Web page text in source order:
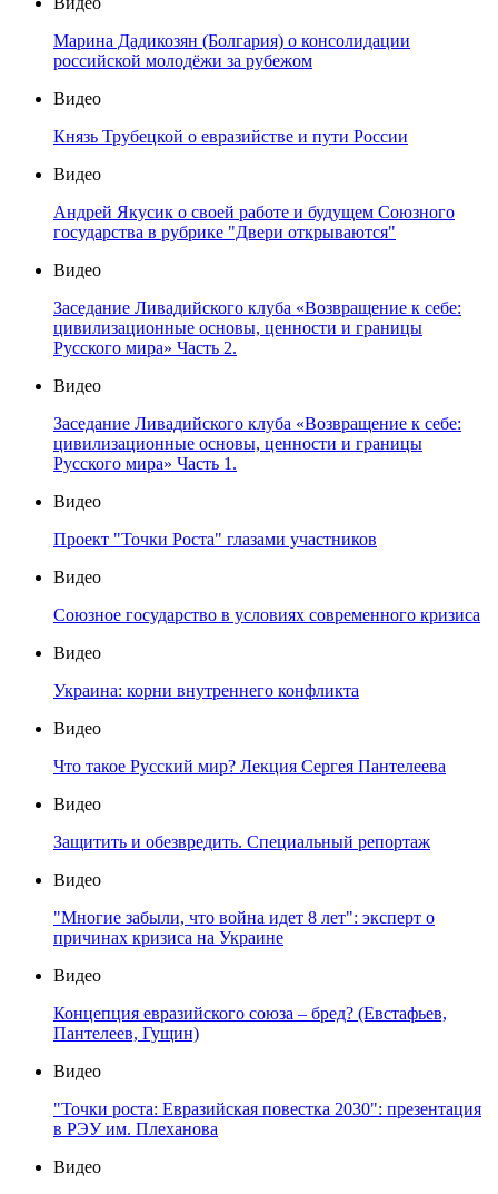
Марина Дадикозян (Болгария) о консолидации
российской молодёжи за рубежом
Видео
Князь Трубецкой о евразийстве и пути России
Видео
Андрей Якусик о своей работе и будущем Союзного
государства в рубрике "Двери открываются"
Видео
Заседание Ливадийского клуба «Возвращение к себе:
цивилизационные основы, ценности и границы
Русского мира» Часть 2.
Видео
Заседание Ливадийского клуба «Возвращение к себе:
цивилизационные основы, ценности и границы
Русского мира» Часть 1.
Видео
Проект "Точки Роста" глазами участников
Видео
Союзное государство в условиях современного кризиса
Видео
Украина: корни внутреннего конфликта
Видео
Что такое Русский мир? Лекция Сергея Пантелеева
Видео
Защитить и обезвредить. Специальный репортаж
Видео
"Многие забыли, что война идет 8 лет": эксперт о
причинах кризиса на Украине
Видео
Концепция евразийского союза – бред? (Евстафьев,
Пантелеев, Гущин)
Видео
"Точки роста: Евразийская повестка 2030": презентация
в РЭУ им. Плеханова
Видео